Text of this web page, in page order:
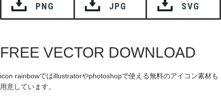
PNG JPG SVG
FREE VECTOR DOWNLOAD
icon rainbowではillustratorやphotoshopで使える無料のアイコン素材も
用意しています。